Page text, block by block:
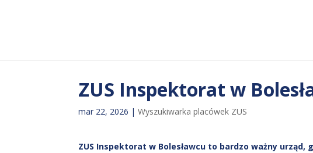
ZUS Inspektorat w
mar 22, 2026 |Wyszukiwarka placówek ZUS
ZUS Inspektorat w Bolesławcu to bardzo ważny